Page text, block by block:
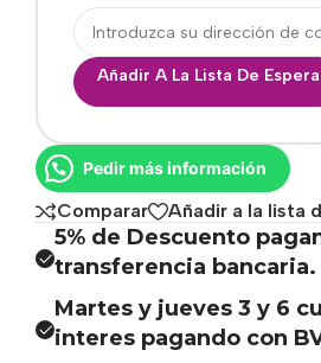
Añadir A La Lista De Espera
Pedir más información
Comparar Añadir a la lista
5% de Descuento
transferencia bancaria.
Martes y jueves 3 y 6
interes pagando con